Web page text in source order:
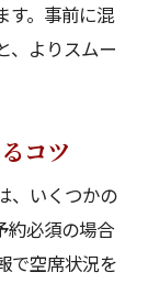
す。事前に混
、よりスムー
コツ
、いくつかの
約必須の場合
で空席状況を